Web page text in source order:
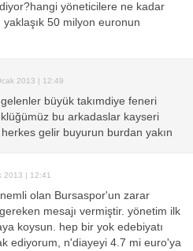
yöneticilere ne kadar
50 milyon euronun
2013 | 12:49
büyük takımdiye feneri
bu arkadaslar kayseri
gelir buyurun burdan yakın
2013 | 12:41
olan Bursaspor'un zarar
mesajı vermiştir. yönetim ilk
koysun. hep bir yok edebiyatı
ediyorum, n'diayeyi 4.7 mi euro'ya